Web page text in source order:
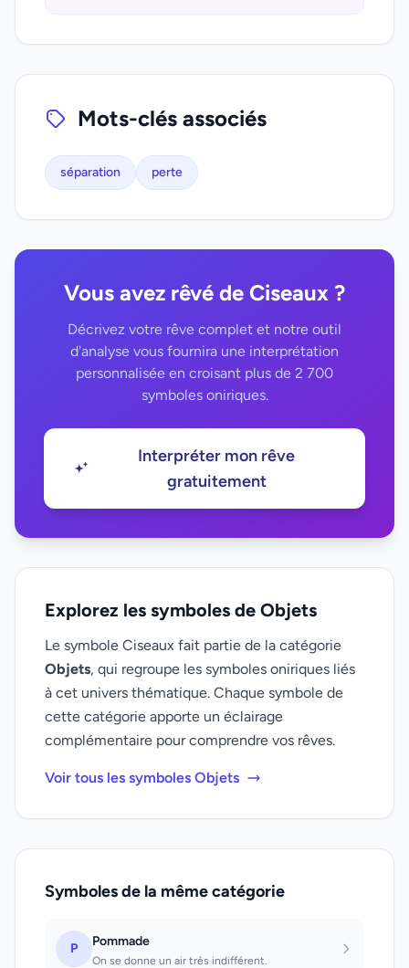
Mots-clés associés
séparation perte
Vous avez rêvé de Ciseaux ?
Décrivez votre rêve complet et notre outil
d'analyse vous fournira une interprétation
personnalisée en croisant plus de 2 700
symboles oniriques.
Interpréter mon rêve
gratuitement
Explorez les symboles de Objets
Le symbole Ciseaux fait partie de la catégorie
Objets, qui regroupe les symboles oniriques liés
à cet univers thématique. Chaque symbole de
cette catégorie apporte un éclairage
complémentaire pour comprendre vos rêves.
Voir tous les symboles Objets
Symboles de la même catégorie
P Pommade
On se donne un air très indifférent.